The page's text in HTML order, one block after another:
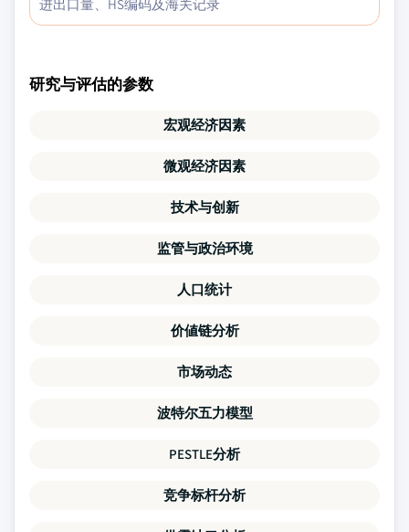
进出口量、HS编码及海关记录
研究与评估的参数
宏观经济因素
微观经济因素
技术与创新
监管与政治环境
人口统计
价値链分析
市场动态
波特尔五力模型
PESTLE分析
竞争标杆分析